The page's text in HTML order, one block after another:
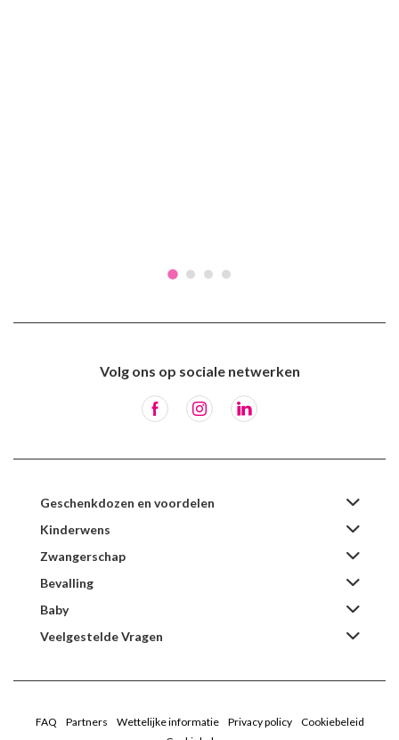
Volg ons op sociale netwerken
Geschenkdozen en voordelen
Kinderwens
Zwangerschap
Bevalling
Baby
Veelgestelde Vragen
FAQ Partners Wettelijke informatie Privacy policy
Cookiebeleid